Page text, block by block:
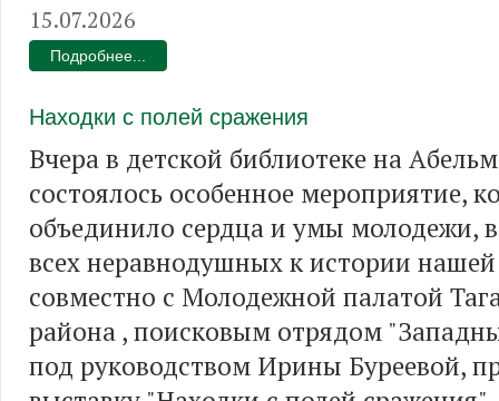
15.07.2026
Подробнее...
Находки с полей сражения
Вчера в детской библиотеке на
состоялось особенное мероприятие,
объединило сердца и умы молодежи,
всех неравнодушных к истории
совместно с Молодежной палатой
района , поисковым отрядом
под руководством Ирины Буреевой,